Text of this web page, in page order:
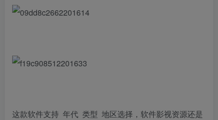
这款软件支持 年代 类型 地区选择，软件影视资源还是